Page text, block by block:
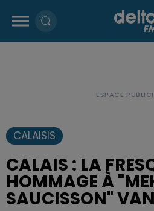
CALAISIS
CALAIS : LA
HOMMAGE À
SAUCISSON"